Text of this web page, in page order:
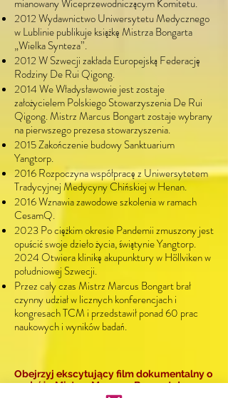
mianowany Wiceprzewodniczącym Komitetu.
2012 Wydawnictwo Uniwersytetu Medycznego
w Lublinie publikuje książkę Mistrza Bongarta
„Wielka Synteza”.
2012 W Szwecji zakłada Europejską Federację
Rodziny De Rui Qigong.
2014 We Władysławowie jest zostaje
założycielem Polskiego Stowarzyszenia De Rui
Qigong. Mistrz Marcus Bongart zostaje wybrany
na pierwszego prezesa stowarzyszenia.
2015 Zakończenie budowy Sanktuarium
Yangtorp.
2016 Rozpoczyna współpracę z Uniwersytetem
Tradycyjnej Medycyny Chińskiej w Henan.
2016 Wznawia zawodowe szkolenia w ramach
CesamQ.
2023 Po ciężkim okresie Pandemii zmuszony jest
opuścić swoje dzieło życia, świątynie Yangtorp.
2024 Otwiera klinikę akupunktury w Höllviken w
południowej Szwecji.
Przez cały czas Mistrz Marcus Bongart brał
czynny udział w licznych konferencjach i
kongresach TCM i przedstawił ponad 60 prac
naukowych i wyników badań.
Obejrzyj ekscytujący film dokumentalny o
podróży Mistrza Marcusa Bongarta!